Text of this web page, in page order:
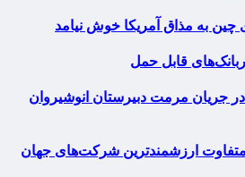
به مذاق آمریکا خوش نیامد
قابل حمل
جریان مرمت دبیرستان انوشیروان
ارزشمندترین شرکت‌های جهان